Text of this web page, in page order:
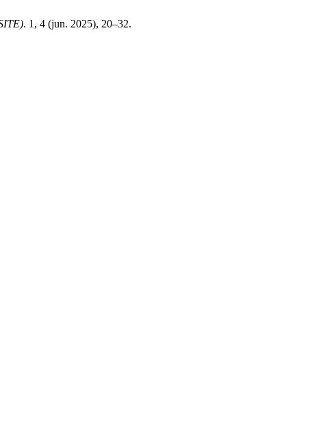
. 1, 4 (jun. 2025), 20–32.